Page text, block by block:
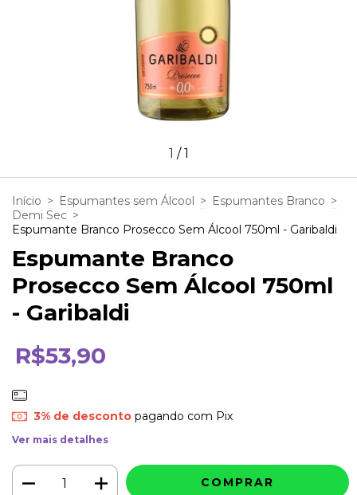
1 /1
Início > Espumantes sem Álcool > Espumantes Branco >
Demi Sec >
Espumante Branco Prosecco Sem Álcool 750ml - Garibaldi
Espumante Branco
Prosecco Sem Álcool 750ml
- Garibaldi
R$53,90
3% de descontopagando com Pix
Ver mais detalhes